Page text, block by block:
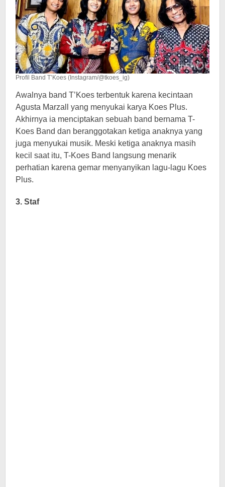
Profil Band T’Koes (Instagram/@tkoes_ig)
Awalnya band T’Koes terbentuk karena kecintaan
Agusta Marzall yang menyukai karya Koes Plus.
Akhirnya ia menciptakan sebuah band bernama T-
Koes Band dan beranggotakan ketiga anaknya yang
juga menyukai musik. Meski ketiga anaknya masih
kecil saat itu, T-Koes Band langsung menarik
perhatian karena gemar menyanyikan lagu-lagu Koes
Plus.
3. Staf